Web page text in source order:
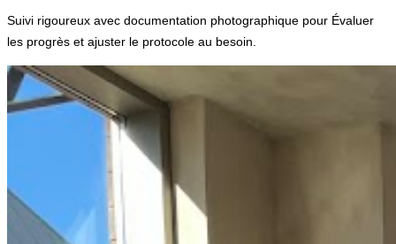
Suivi rigoureux avec documentation photographique pour Évaluer
les progrès et ajuster le protocole au besoin.